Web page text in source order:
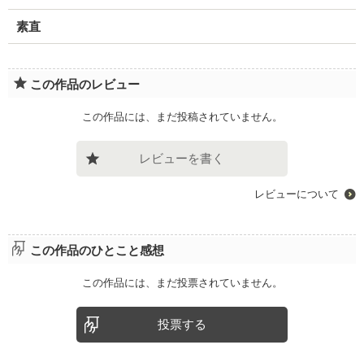
素直
この作品のレビュー
この作品には、まだ投稿されていません。
レビューを書く
レビューについて
この作品のひとこと感想
この作品には、まだ投票されていません。
投票する